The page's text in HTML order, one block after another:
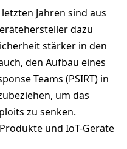
Jahren sind aus
dazu
stärker in den
den Aufbau eines
Teams (PSIRT) in
um das
zu senken.
und IoT-Geräte